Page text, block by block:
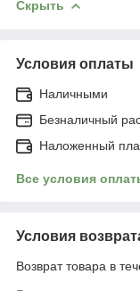
Скрыть
Условия оплаты
Наличными
Безналичный
Наложенный
Все условия
Условия
Возврат товара в